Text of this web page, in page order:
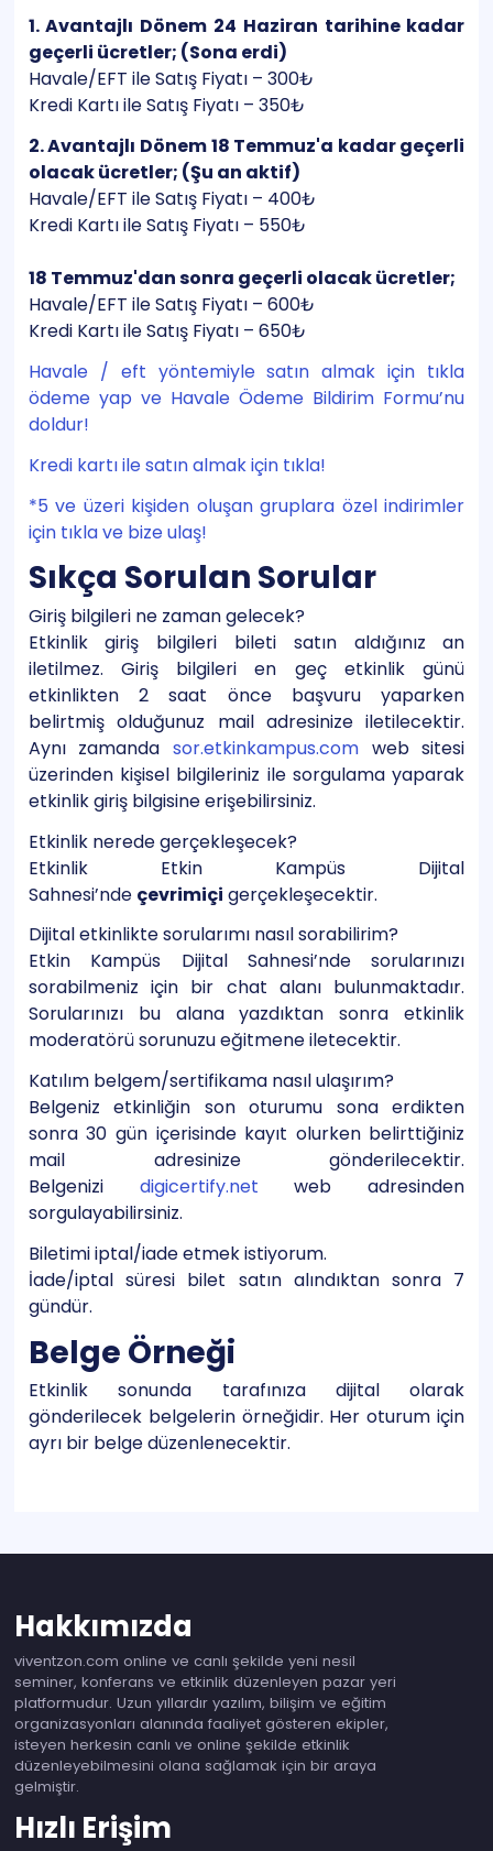
1. Avantajlı Dönem 24 Haziran tarihine kadar
geçerli ücretler; (Sona erdi)
Havale/EFT ile Satış Fiyatı – 300₺
Kredi Kartı ile Satış Fiyatı – 350₺
2. Avantajlı Dönem 18 Temmuz'a kadar geçerli
olacak ücretler; (Şu an aktif)
Havale/EFT ile Satış Fiyatı – 400₺
Kredi Kartı ile Satış Fiyatı – 550₺
18 Temmuz'dan sonra geçerli olacak ücretler;
Havale/EFT ile Satış Fiyatı – 600₺
Kredi Kartı ile Satış Fiyatı – 650₺
Havale / eft yöntemiyle satın almak için tıkla
ödeme yap ve Havale Ödeme Bildirim Formu’nu
doldur!
Kredi kartı ile satın almak için tıkla!
*5 ve üzeri kişiden oluşan gruplara özel indirimler
için tıkla ve bize ulaş!
Sıkça Sorulan Sorular
Giriş bilgileri ne zaman gelecek?
Etkinlik giriş bilgileri bileti satın aldığınız an
iletilmez. Giriş bilgileri en geç etkinlik günü
etkinlikten 2 saat önce başvuru yaparken
belirtmiş olduğunuz mail adresinize iletilecektir.
Aynı zamanda sor.etkinkampus.com web sitesi
üzerinden kişisel bilgileriniz ile sorgulama yaparak
etkinlik giriş bilgisine erişebilirsiniz.
Etkinlik nerede gerçekleşecek?
Etkinlik Etkin Kampüs Dijital
Sahnesi’nde çevrimiçi gerçekleşecektir.
Dijital etkinlikte sorularımı nasıl sorabilirim?
Etkin Kampüs Dijital Sahnesi’nde sorularınızı
sorabilmeniz için bir chat alanı bulunmaktadır.
Sorularınızı bu alana yazdıktan sonra etkinlik
moderatörü sorunuzu eğitmene iletecektir.
Katılım belgem/sertifikama nasıl ulaşırım?
Belgeniz etkinliğin son oturumu sona erdikten
sonra 30 gün içerisinde kayıt olurken belirttiğiniz
mail adresinize gönderilecektir.
Belgenizi digicertify.net web adresinden
sorgulayabilirsiniz.
Biletimi iptal/iade etmek istiyorum.
İade/iptal süresi bilet satın alındıktan sonra 7
gündür.
Belge Örneği
Etkinlik sonunda tarafınıza dijital olarak
gönderilecek belgelerin örneğidir. Her oturum için
ayrı bir belge düzenlenecektir.
Hakkımızda
viventzon.com online ve canlı şekilde yeni nesil
seminer, konferans ve etkinlik düzenleyen pazar yeri
platformudur. Uzun yıllardır yazılım, bilişim ve eğitim
organizasyonları alanında faaliyet gösteren ekipler,
isteyen herkesin canlı ve online şekilde etkinlik
düzenleyebilmesini olana sağlamak için bir araya
gelmiştir.
Hızlı Erişim